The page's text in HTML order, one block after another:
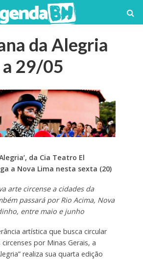
da Alegria
29/05
da Cia Teatro El
a Nova Lima nesta sexta (20)
arte circense a cidades da
passará por Rio Acima, Nova
entre maio e junho
artística que busca circular
por Minas Gerais, a
realiza sua quarta edição